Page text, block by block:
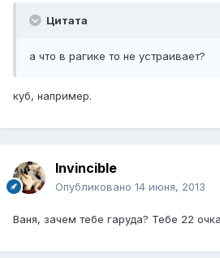
Цитата
а что в рагике то не устраивает?
куб, например.
Invincible
Опубликовано 14 июня, 2013
Ваня, зачем тебе гаруда? Тебе 22